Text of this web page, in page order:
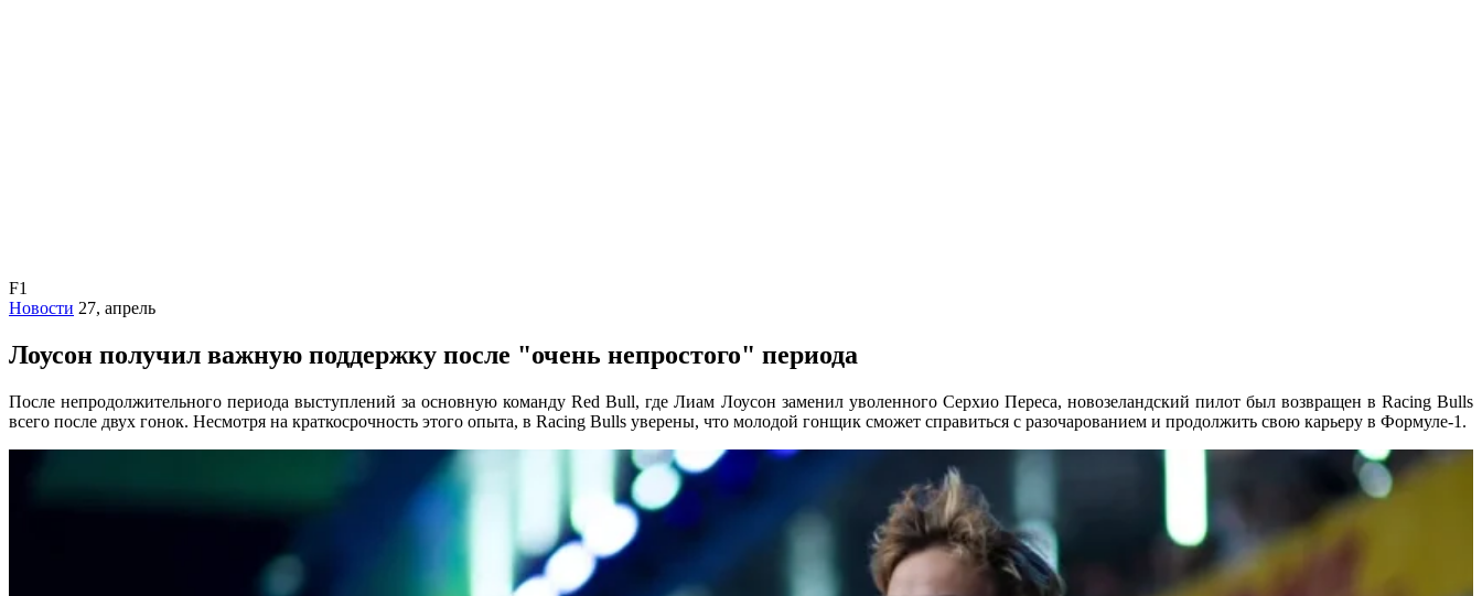
F1
Новости 27, апрель
Лоусон получил важную поддержку после "очень непростого" периода
После непродолжительного периода выступлений за основную команду Red Bull, где Лиам Лоусон заменил уволенного Серхио Переса, новозеландский пилот был возвращен в Racing Bulls
всего после двух гонок. Несмотря на краткосрочность этого опыта, в Racing Bulls уверены, что молодой гонщик сможет справиться с разочарованием и продолжить свою карьеру в Формуле-1.